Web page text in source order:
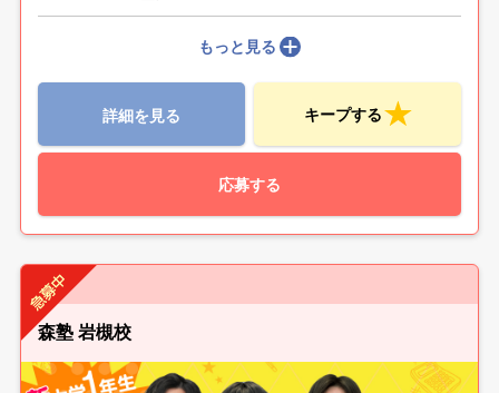
もっと見る
詳細を見る キープする
応募する
森塾 岩槻校